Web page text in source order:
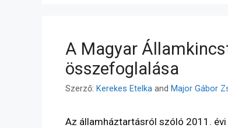
A Magyar
összefoglalása
Szerző: Kerekes Etelka and Major Gábor
Az államháztartásról szóló 2011. évi